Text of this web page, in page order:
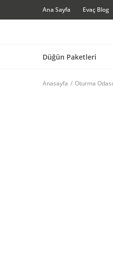
Ana Sayfa Evaç Blog
Düğün Paketleri
Anasayfa Oturma Odası